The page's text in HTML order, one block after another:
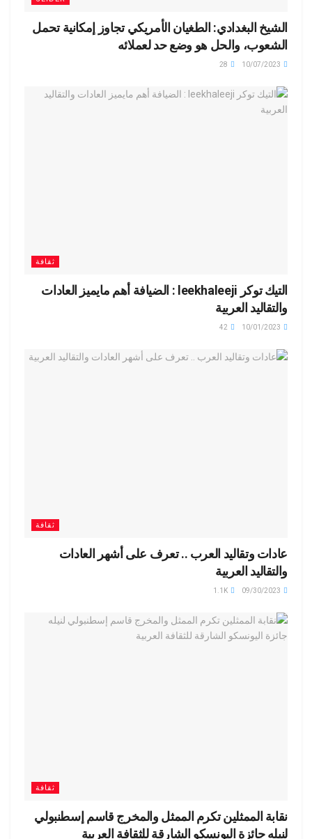
الشيخ البغدادي: الطغيان الأمريكي تجاوز إمكانية تحمل
الشعوب، والحل هو وضع حد لعملائه
ثقافة
التيك توكر leekhaleeji : الضيافة أهم مايميز العادات
والتقاليد العربية
ثقافة
عادات وتقاليد العرب .. تعرف على أشهر العادات
والتقاليد العربية
ثقافة
نقابة الممثلين تكرم الممثل والمخرج قاسم إسطنبولي
لنيله جائزة اليونسكو الشارقة للثقافة العربية